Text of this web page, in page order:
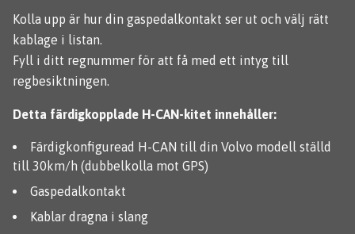
Kolla upp är hur din gaspedalkontakt ser ut och välj rätt
kablage i listan.
Fyll i ditt regnummer för att få med ett intyg till
regbesiktningen.
Detta färdigkopplade H-CAN-kitet innehåller:
Färdigkonfiguread H-CAN till din Volvo modell ställd
till 30km/h (dubbelkolla mot GPS)
Gaspedalkontakt
Kablar dragna i slang